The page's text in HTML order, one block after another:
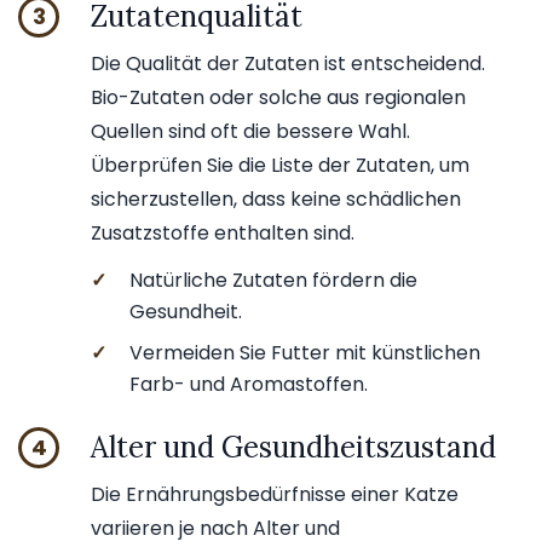
3 Zutatenqualität
Die Qualität der Zutaten ist entscheidend.
Bio-Zutaten oder solche aus regionalen
Quellen sind oft die bessere Wahl.
Überprüfen Sie die Liste der Zutaten, um
sicherzustellen, dass keine schädlichen
Zusatzstoffe enthalten sind.
✓
Natürliche Zutaten fördern die
Gesundheit.
✓
Vermeiden Sie Futter mit künstlichen
Farb- und Aromastoffen.
4 Alter und Gesundheitszustand
Die Ernährungsbedürfnisse einer Katze
variieren je nach Alter und